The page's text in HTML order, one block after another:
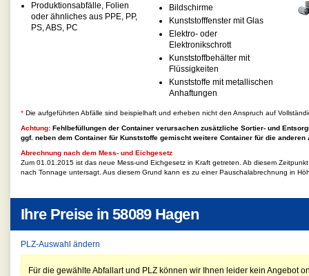
Produktionsabfälle, Folien
oder ähnliches aus PPE, PP,
PS, ABS, PC
Bildschirme
Kunststofffenster mit Glas
Elektro- oder
Elektronikschrott
Kunststoffbehälter mit
Flüssigkeiten
Kunststoffe mit metallischen
Anhaftungen
* Die aufgeführten Abfälle sind beispielhaft und erheben nicht den Anspruch auf
Achtung: Fehlbefüllungen der Container verursachen zusätzliche Sortier- und
ggf. neben dem Container für Kunststoffe gemischtweitere Container für die anderen
Abrechnung nach dem Mess- und Eichgesetz
Zum 01.01.2015 ist das neue Mess-und Eichgesetz in Kraft getreten. Ab diesem
nach Tonnage untersagt. Aus diesem Grund kann es zu einer Pauschalabrechnung in
Ihre Preise in58089 Hagen
PLZ-Auswahl ändern
Für die gewählte Abfallart und PLZ können wir Ihnen leider kein Angebot